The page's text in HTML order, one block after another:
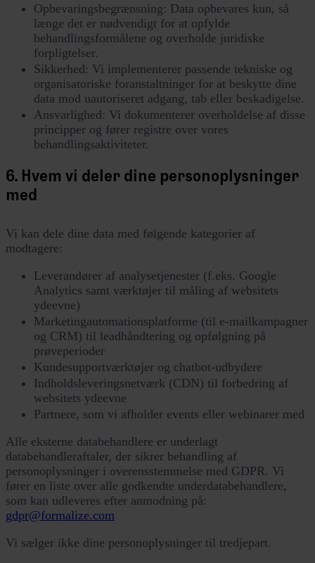
Opbevaringsbegrænsning: Data opbevares kun, så
længe det er nødvendigt for at opfylde
behandlingsformålene og overholde juridiske
forpligtelser.
Sikkerhed: Vi implementerer passende tekniske og
organisatoriske foranstaltninger for at beskytte dine
data mod uautoriseret adgang, tab eller beskadigelse.
Ansvarlighed: Vi dokumenterer overholdelse af disse
principper og fører registre over vores
behandlingsaktiviteter.
6. Hvem vi deler dine personoplysninger
med
Vi kan dele dine data med følgende kategorier af
modtagere:
Leverandører af analysetjenester (f.eks. Google
Analytics samt værktøjer til måling af websitets
ydeevne)
Marketingautomationsplatforme (til e-mailkampagner
og CRM) til leadhåndtering og opfølgning på
prøveperioder
Kundesupportværktøjer og chatbot-udbydere
Indholdsleveringsnetværk (CDN) til forbedring af
websitets ydeevne
Partnere, som vi afholder events eller webinarer med
Alle eksterne databehandlere er underlagt
databehandleraftaler, der sikrer behandling af
personoplysninger i overensstemmelse med GDPR. Vi
fører en liste over alle godkendte underdatabehandlere,
som kan udleveres efter anmodning på:
gdpr@formalize.com
Vi sælger ikke dine personoplysninger til tredjepart.